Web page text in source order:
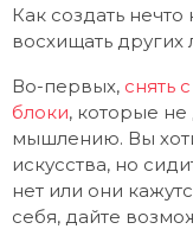
Как создать
восхищать других
Во-первых, снять
блоки, которые
мышлению. Вы
искусства, но
нет или они
себя, дайте